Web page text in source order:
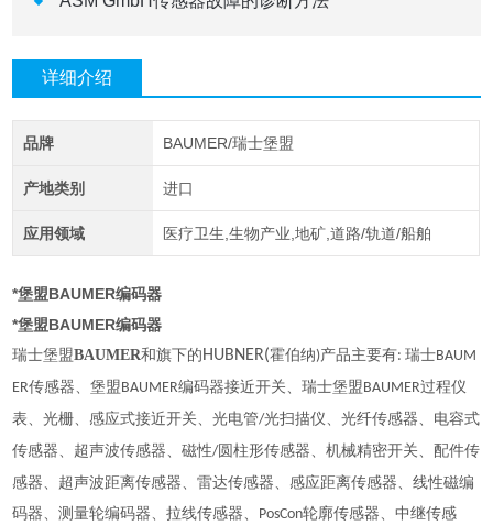
详细介绍
品牌 BAUMER/瑞士堡盟
产地类别 进口
应用领域 医疗卫生,生物产业,地矿,道路/轨道/船舶
*堡盟BAUMER编码器
*堡盟BAUMER编码器
瑞士堡盟BAUMER和旗下的 HUBNER(霍伯纳)产品主要有:瑞士BAUM
ER传感器、堡盟BAUMER编码器接近开关、瑞士堡盟BAUMER过程仪
表、光栅、感应式接近开关、光电管/光扫描仪、光纤传感器、电容式
传感器、超声波传感器、磁性/圆柱形传感器、机械精密开关、配件传
感器、超声波距离传感器、雷达传感器、感应距离传感器、线性磁编
码器、测量轮编码器、拉线传感器、 PosCon轮廓传感器、中继传感